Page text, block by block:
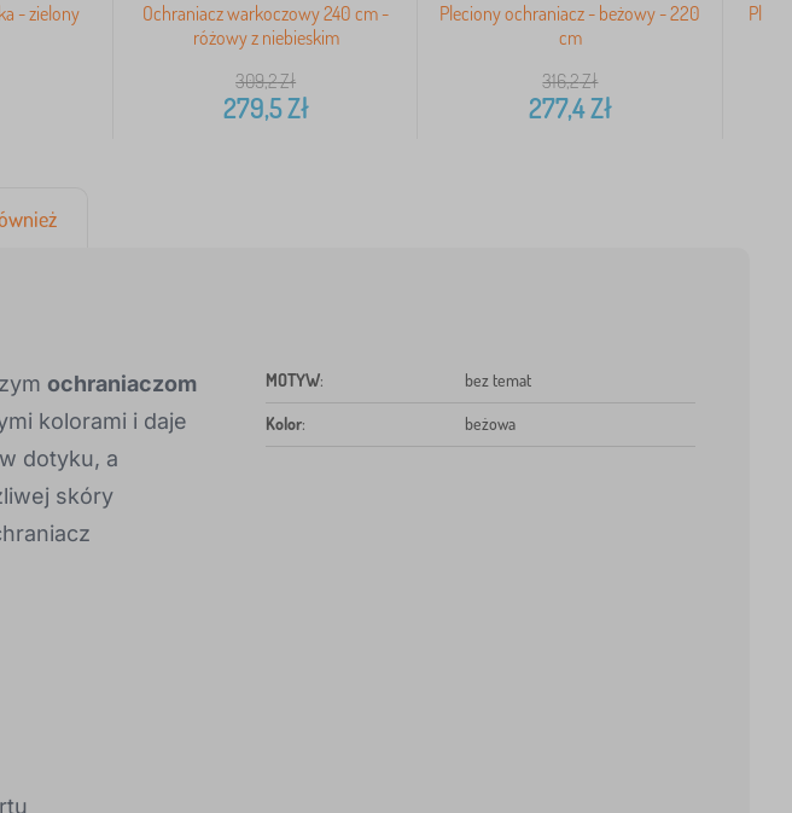
- zielony
Ochraniacz warkoczowy 240 cm -
różowy z niebieskim
309,2Zł
279,5Zł
Pleciony ochraniacz - beżowy - 220
cm
316,2Zł
277,4Zł
ochraniaczom
kolorami i daje
dotyku, a
skóry
MOTYW: bez temat
Kolor: beżowa